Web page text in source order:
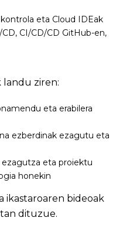
eta Cloud IDEak
CI/CD/CD GitHub-en,
landu ziren:
eta erabilera
ezberdinak ezagutu eta
eta proiektu
honekin
ikastaroaren bideoak
dituzue.